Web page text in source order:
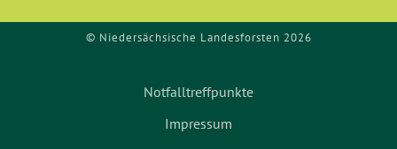
© Niedersächsische Landesforsten 2026
Notfalltreffpunkte
Impressum